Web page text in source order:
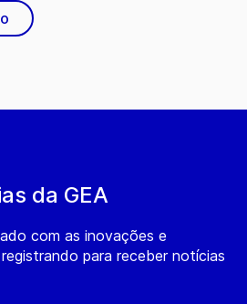
da GEA
com as inovações e
para receber notícias